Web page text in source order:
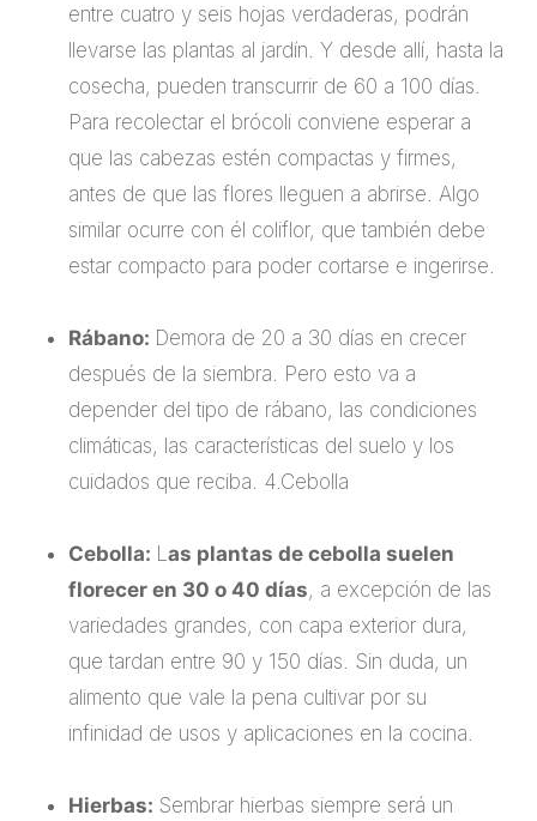
entre cuatro y seis hojas verdaderas, podrán
llevarse las plantas al jardín. Y desde allí, hasta la
cosecha, pueden transcurrir de 60 a 100 días.
Para recolectar el brócoli conviene esperar a
que las cabezas estén compactas y firmes,
antes de que las flores lleguen a abrirse. Algo
similar ocurre con él coliflor, que también debe
estar compacto para poder cortarse e ingerirse.
Rábano: Demora de 20 a 30 días en crecer
después de la siembra. Pero esto va a
depender del tipo de rábano, las condiciones
climáticas, las características del suelo y los
cuidados que reciba. 4.Cebolla
Cebolla: L as plantas de cebolla suelen
florecer en 30 o 40 días, a excepción de las
variedades grandes, con capa exterior dura,
que tardan entre 90 y 150 días. Sin duda, un
alimento que vale la pena cultivar por su
infinidad de usos y aplicaciones en la cocina.
Hierbas: Sembrar hierbas siempre será un